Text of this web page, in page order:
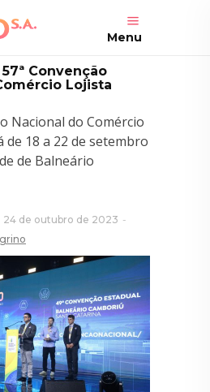
Menu
Convenção
Lojista
Nacional do Comércio
18 a 22 de setembro
de Balneário
24 de outubro de 2023